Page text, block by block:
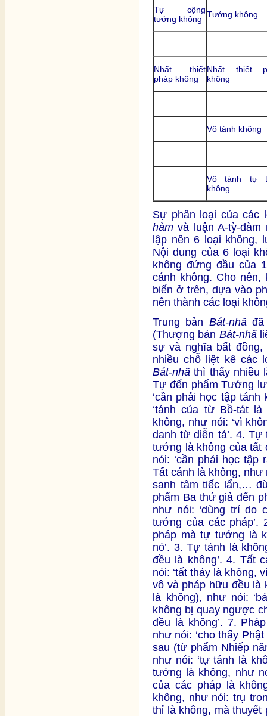
Tự cộng
tướng không Tướng không
Nhất thiết
pháp không
Nhất thiết
không
Vô tánh không
Vô tánh tự
không
Sự phân loại của các
hàm và luận A-tỳ-
lập nên 6 loại không,
Nội dung của 6 loại
không đứng đầu của
cánh không. Cho
biến ở trên, dựa vào
nên thành các loại
Trung bản Bát-nhãđã
(Thượng bản Bát-nhã
sự và nghĩa bất
nhiều chỗ liệt kê các
Bát-nhã thì thấy nhiều
Tự đến phẩm Tướng
‘cần phải học tập
‘tánh của từ Bồ-tát
không, như nói: ‘vì
danh từ diễn tả’. 4.
tướng là không của tất
nói: ‘cần phải học tập
Tất cánh là không, như
sanh tâm tiếc lẩn,…
phẩm Ba thứ giả đến
như nói: ‘dùng trí do
tướng của các pháp’.
pháp mà tự tướng là
nó’. 3. Tự tánh là
đều là không’. 4. Tất
nói: ‘tất thảy là không,
vô và pháp hữu đều là
là không), như nói:
không bị quay ngược
đều là không’. 7.
như nói: ‘cho thấy
sau (từ phẩm Nhiếp
như nói: ‘tự tánh là
tướng là không, như
của các pháp là
không, như nói: trụ
thỉ là không, mà thuyết